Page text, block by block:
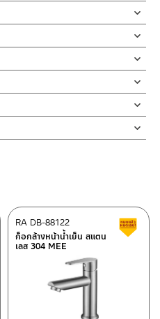
ล้างมือ น้ำเย็น สแตนเลสเกรด
ก๊อกมีขนาดความสูง 15.5 ซม มือ
นก๊อกผลิตจากทองเหลือง ไม่สึก
ไม่รั่วซึม 10 ปี
เย็น ผลิตจากสแตนเลส เกรด 304
อนสูง และไม่ขึ้นสนิม ไม่เป็นรอย
อยน้ำได้อย่างเหมาะสม สะดวกต่อ
ง เหมาะกับอ่างล้างหน้าขนาด
บเปิด-ปิดแบบปัดขวา ติดตั้งง่าย
ราย เศษท่อ ออกจากท่อน้ำก่อนติด
ท่อนาน 1 นาที เพื่อให้แรงน้ำพัด
ช่นนั้นสิ่งสกปรกจะเข้าไปภายใน
รวจพบเศษละอองต่างๆในสินค้า
ๆ นอกจากการใช้งานปกติ เช่นไม่
นุ่มๆชุบน้ำหมาดๆแล้วเช็ดให้แห้ง
ารทำความสะอาด เนื่องจากผิว
ห้เกิดขึ้นกับผิวของสินค้าได้
Yannawa,
Here<<
Here<<
Staff
Clearance sale
ก็อกล้างหน้าน้ำเย็น สแตน
เลส 304 MEE
RA DB-88122